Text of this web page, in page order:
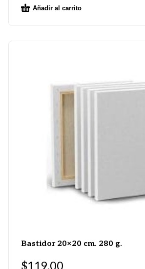
Añadir al carrito
Bastidor 20×20 cm. 280 g.